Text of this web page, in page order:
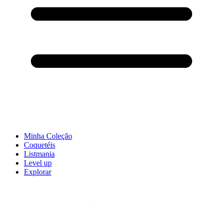
Minha Coleção
Coquetéis
Listmania
Level up
Explorar